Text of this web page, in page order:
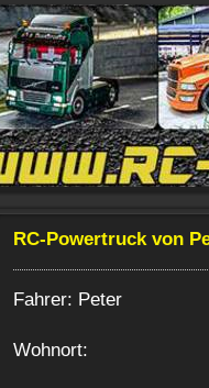
RC-Powertruck von
Fahrer: Peter
Wohnort: